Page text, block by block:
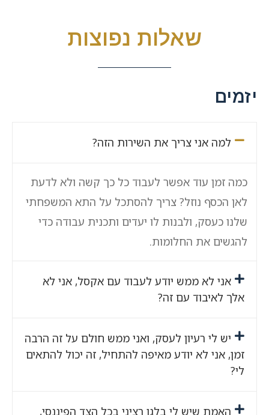
שאלות נפוצות
יזמים
למה אני צריך את השירות הזה?
כמה זמן עוד אפשר לעבוד כל כך קשה ולא לדעת
לאן הכסף נוזל? צריך להסתכל על התא המשפחתי
שלנו כעסק, ולבנות לו יעדים ותכנית עבודה כדי
להגשים את החלומות.
אני לא ממש יודע לעבוד עם אקסל, אני לא
אלך לאיבוד עם זה?
יש לי רעיון לעסק, ואני ממש חולם על זה הרבה
זמן, אני לא יודע מאיפה להתחיל, זה יכול להתאים
לי?
האמת שיש לי בלגן רציני בכל הצד הפיננסי,